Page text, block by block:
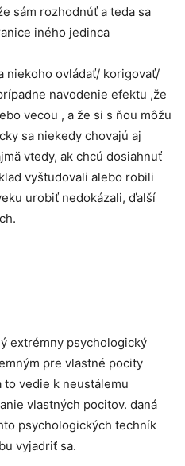
sám rozhodnúť a teda sa
iného jedinca
niekoho ovládať/ korigovať/
navodenie efektu ,že
vecou , a že si s ňou môžu
sa niekedy chovajú aj
vtedy, ak chcú dosiahnuť
vyštudovali alebo robili
urobiť nedokázali, ďalší
extrémny psychologický
pre vlastné pocity
vedie k neustálemu
vlastných pocitov. daná
psychologických techník
vyjadriť sa.